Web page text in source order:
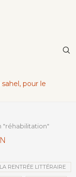
pour le
"réhabilitation"
RENTRÉE LITTÉRAIRE